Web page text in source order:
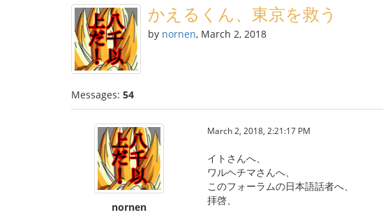
かえるくん、東京を救う
by nornen, March 2, 2018
Messages: 54
nornen
March 2, 2018, 2:21:17 PM
イトさんへ、
ワルヘチマさんへ、
このフォーラムの日本語話者へ、
拝啓、